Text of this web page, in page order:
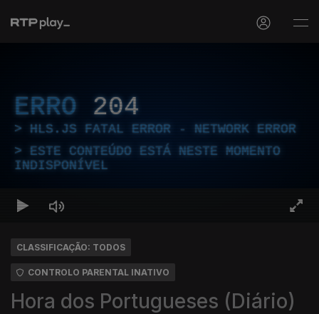
ERRO 204
HLS.JS FATAL ERROR - NETWORK ERROR
ESTE CONTEÚDO ESTÁ NESTE MOMENTO
INDISPONÍVEL
CLASSIFICAÇÃO: TODOS
CONTROLO PARENTAL INATIVO
Hora dos Portugueses (Diário)